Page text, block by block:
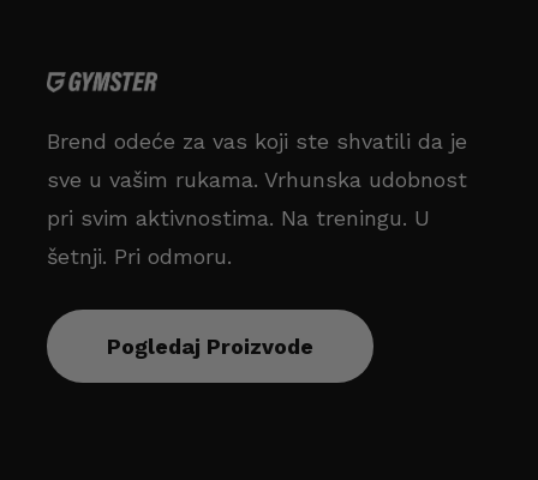
Brend odeće za vas koji ste shvatili da je
sve u vašim rukama. Vrhunska udobnost
pri svim aktivnostima. Na treningu. U
šetnji. Pri odmoru.
Pogledaj Proizvode